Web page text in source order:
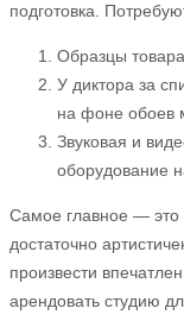
подготовка.
Образцы
У диктора за
на фоне обоев
Звуковая и
оборудование
Самое главное — это
достаточно
произвести
арендовать студию